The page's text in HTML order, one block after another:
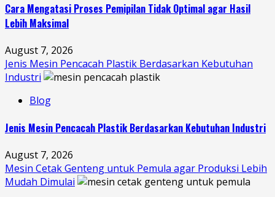
Cara Mengatasi Proses Pemipilan Tidak Optimal agar Hasil
Lebih Maksimal
August 7, 2026
Jenis Mesin Pencacah Plastik Berdasarkan Kebutuhan
Industri
Blog
Jenis Mesin Pencacah Plastik Berdasarkan Kebutuhan Industri
August 7, 2026
Mesin Cetak Genteng untuk Pemula agar Produksi Lebih
Mudah Dimulai